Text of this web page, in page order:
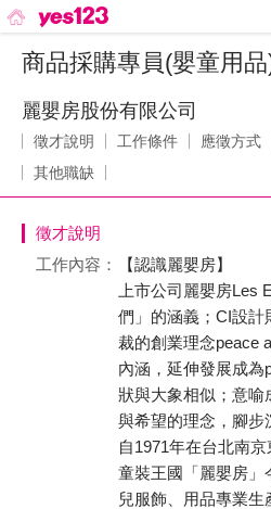
商品採購專員(嬰童用品
麗嬰房股份有限公司
徵才說明 工作條件
應徵方式
其他職缺
徵才說明
工作內容：
【認識麗嬰房】
上市公司麗嬰房Les
們」的涵義；CI設計
裁的創業理念peace
內涵，延伸發展成為
狀與大象相似；意喻
與希望的理念，腳步
自1971年在台北南
童裝王國「麗嬰房」
兒服飾、用品專業